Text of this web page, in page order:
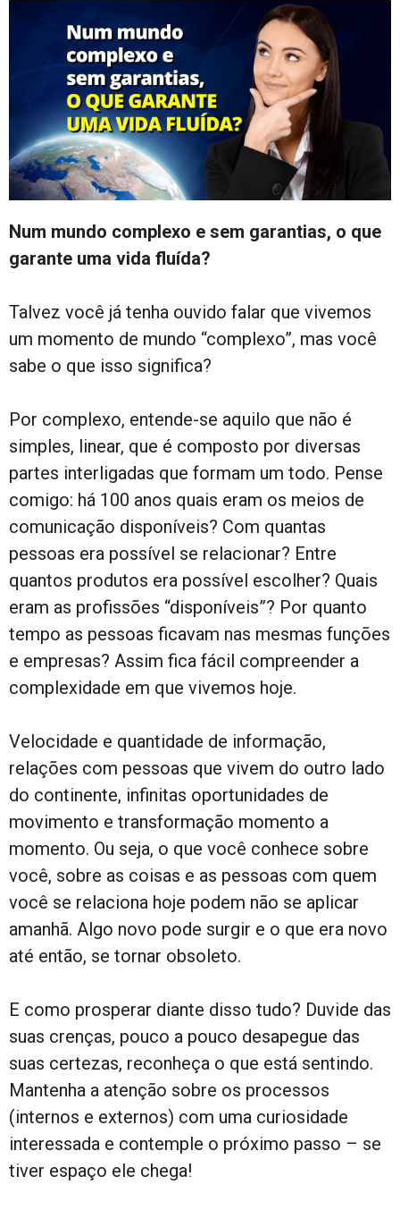
Num mundo complexo e sem garantias, o que
garante uma vida fluída?
Talvez você já tenha ouvido falar que vivemos
um momento de mundo “complexo”, mas você
sabe o que isso significa?
Por complexo, entende-se aquilo que não é
simples, linear, que é composto por diversas
partes interligadas que formam um todo. Pense
comigo: há 100 anos quais eram os meios de
comunicação disponíveis? Com quantas
pessoas era possível se relacionar? Entre
quantos produtos era possível escolher? Quais
eram as profissões “disponíveis”? Por quanto
tempo as pessoas ficavam nas mesmas funções
e empresas? Assim fica fácil compreender a
complexidade em que vivemos hoje.
Velocidade e quantidade de informação,
relações com pessoas que vivem do outro lado
do continente, infinitas oportunidades de
movimento e transformação momento a
momento. Ou seja, o que você conhece sobre
você, sobre as coisas e as pessoas com quem
você se relaciona hoje podem não se aplicar
amanhã. Algo novo pode surgir e o que era novo
até então, se tornar obsoleto.
E como prosperar diante disso tudo? Duvide das
suas crenças, pouco a pouco desapegue das
suas certezas, reconheça o que está sentindo.
Mantenha a atenção sobre os processos
(internos e externos) com uma curiosidade
interessada e contemple o próximo passo – se
tiver espaço ele chega!